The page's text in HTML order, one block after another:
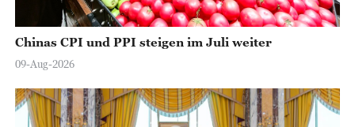
Chinas CPI und PPI steigen im Juli weiter
09-Aug-2026